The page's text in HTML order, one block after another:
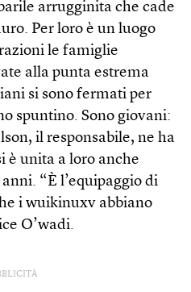
arrugginita che cade
Per loro è un luogo
le famiglie
alla punta estrema
si sono fermati per
spuntino. Sono giovani:
il responsabile, ne ha
è unita a loro anche
“È l’equipaggio di
i wuikinuxv abbiano
O’wadi.